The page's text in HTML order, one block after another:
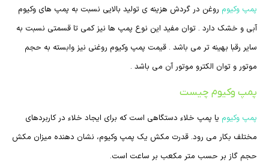
پمپ وکیوم روغن در گردش هزینه ی تولید بالایی نسبت به پمپ های وکیوم
آبی و خشک دارد . توان مفید این نوع پمپ ها نیز کمی تا قسمتی نسبت به
سایر رقبا بهینه تر می باشد . قیمت پمپ وکیوم روغنی نیز وابسته به حجم
موتور و توان الکترو موتور آن می باشد .
پمپ وکیوم چیست
پمپ وکیوم یا پمپ خلاء دستگاهی است که برای ایجاد خلاء در کاربردهای
مختلف بکار می رود. قدرت مکش یک پمپ وکیوم، نشان دهنده میزان مکش
حجم گاز بر حسب متر مکعب بر ساعت است.